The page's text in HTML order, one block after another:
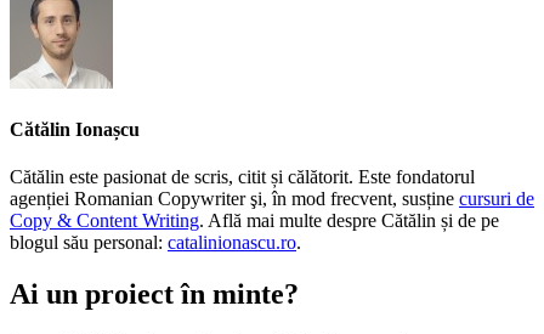
Cătălin Ionașcu
Cătălin este pasionat de scris, citit și călătorit. Este fondatorul
agenției Romanian Copywriter şi, în mod frecvent, susține cursuri de
Copy & Content Writing. Află mai multe despre Cătălin și de pe
blogul său personal: catalinionascu.ro.
Ai un proiect în minte?